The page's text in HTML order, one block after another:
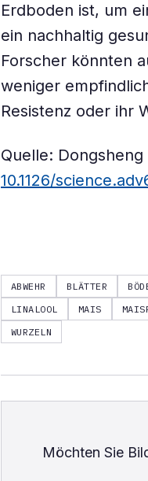
Erdboden ist, um
ein nachhaltig
Forscher könnten
weniger
Resistenz oder ihr
Quelle:
10.1126/
ABWEHR BLÄTTER
LINALOOL
MAIS
WURZELN
Möchten Sie